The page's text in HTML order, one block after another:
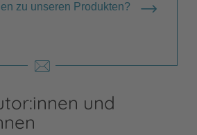
zu unseren Produkten?
und